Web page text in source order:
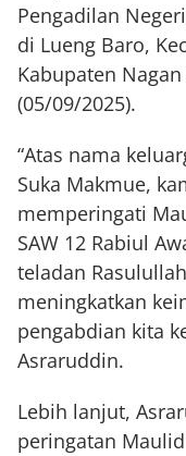
Pengadilan
di Lueng Baro,
Kabupaten
(05/09/2025).
“Atas nama
Suka Makmue,
memperingati
SAW 12 Rabiul
teladan
meningkatkan
pengabdian kita
Asraruddin.
Lebih lanjut,
peringatan